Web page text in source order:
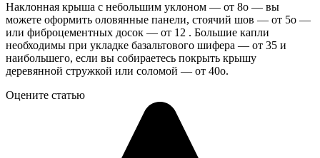
Наклонная крыша с небольшим уклоном — от 8o — вы
можете оформить оловянные панели, стоячий шов — от 5o —
или фиброцементных досок — от 12 . Большие капли
необходимы при укладке базальтового шифера — от 35 и
наибольшего, если вы собираетесь покрыть крышу
деревянной стружкой или соломой — от 40o.
Оцените статью